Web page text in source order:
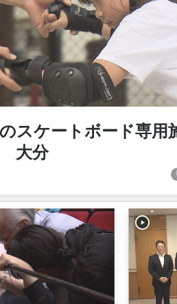
スケートボード専用
大分